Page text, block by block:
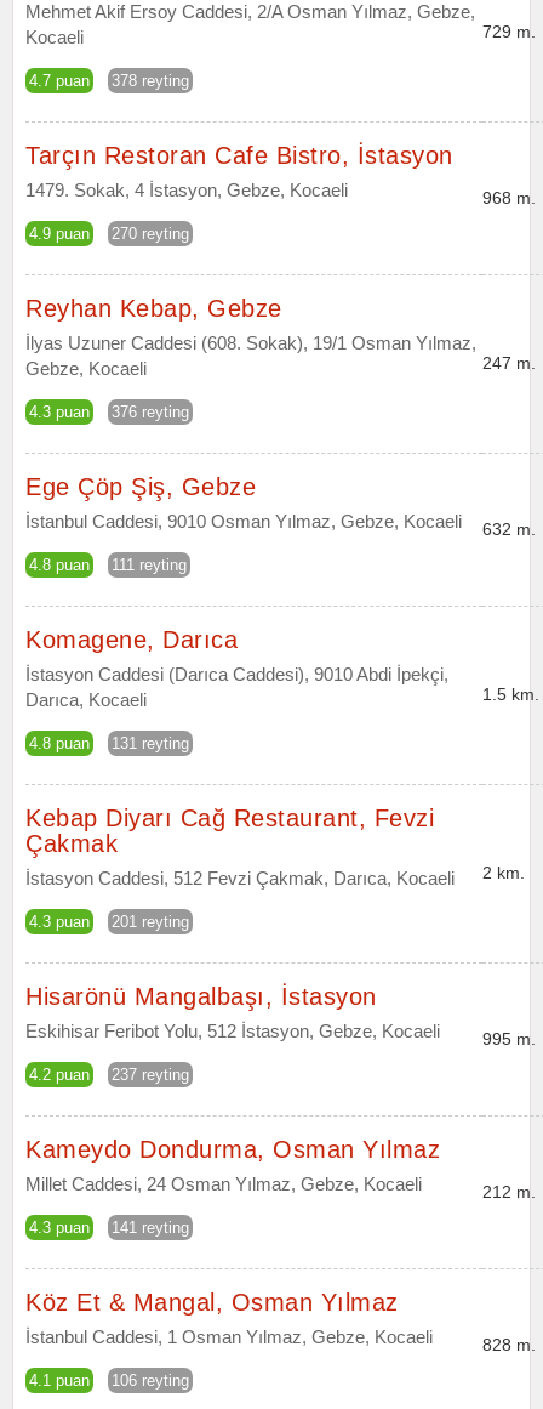
Mehmet Akif Ersoy Caddesi, 2/A Osman Yılmaz, Gebze,
Kocaeli
4.7 puan 378 reyting
729 m.
Tarçın Restoran Cafe Bistro, İstasyon
1479. Sokak, 4 İstasyon, Gebze, Kocaeli
4.9 puan 270 reyting
968 m.
Reyhan Kebap, Gebze
İlyas Uzuner Caddesi (608. Sokak), 19/1 Osman Yılmaz,
Gebze, Kocaeli
4.3 puan 376 reyting
247 m.
Ege Çöp Şiş, Gebze
İstanbul Caddesi, 9010 Osman Yılmaz, Gebze, Kocaeli
4.8 puan 111 reyting
632 m.
Komagene, Darıca
İstasyon Caddesi (Darıca Caddesi), 9010 Abdi İpekçi,
Darıca, Kocaeli
4.8 puan 131 reyting
1.5 km.
Kebap Diyarı Cağ Restaurant, Fevzi
Çakmak
İstasyon Caddesi, 512 Fevzi Çakmak, Darıca, Kocaeli
4.3 puan 201 reyting
2 km.
Hisarönü Mangalbaşı, İstasyon
Eskihisar Feribot Yolu, 512 İstasyon, Gebze, Kocaeli
4.2 puan 237 reyting
995 m.
Kameydo Dondurma, Osman Yılmaz
Millet Caddesi, 24 Osman Yılmaz, Gebze, Kocaeli
4.3 puan 141 reyting
212 m.
Köz Et & Mangal, Osman Yılmaz
İstanbul Caddesi, 1 Osman Yılmaz, Gebze, Kocaeli
4.1 puan 106 reyting
828 m.